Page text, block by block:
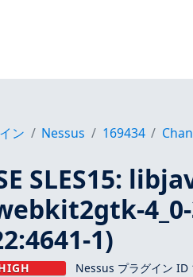
ン Nessus 169434
SLES15:
4_0-
1)
Nessus プラグイン ID